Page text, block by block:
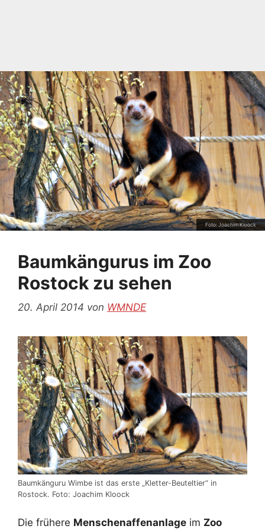
Foto: Joachim Kloock
Baumkängurus im Zoo
Rostock zu sehen
20. April 2014 von WMNDE
Baumkänguru Wimbe ist das erste „Kletter-Beuteltier“ in
Rostock. Foto: Joachim Kloock
Die frühere Menschenaffenanlage im Zoo